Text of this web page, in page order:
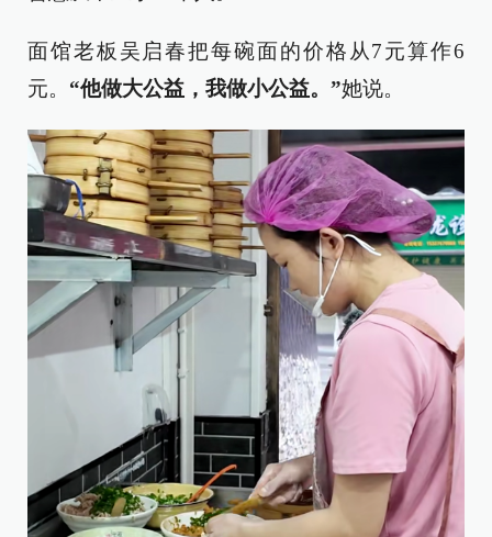
面馆老板吴启春把每碗面的价格从7元算作6
元。 “他做大公益，我做小公益。”她说。